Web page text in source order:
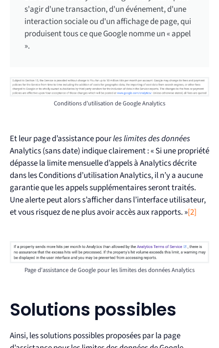
s'agir d'une transaction, d'un événement, d'une
interaction sociale ou d'un affichage de page, qui
produisent tous ce que Google nomme un « appel
».
Conditions d'utilisation de Google Analytics
Et leur page d’assistance pourles limites des données
Analytics (sans date) indique clairement : « Si une propriété
dépasse la limite mensuelle d’appels à Analytics décrite
dans les Conditions d’utilisation Analytics, il n’y a aucune
garantie que les appels supplémentaires seront traités.
Une alerte peut alors s’afficher dans l’interface utilisateur,
et vous risquez de ne plus avoir accès aux rapports. »[2]
Page d'assistance de Google pour les limites des données Analytics
Solutions possibles
Ainsi, les solutions possibles proposées par la page